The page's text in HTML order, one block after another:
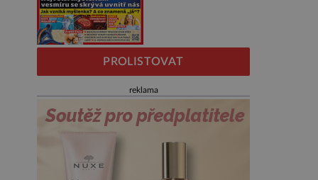
PROLISTOVAT
reklama